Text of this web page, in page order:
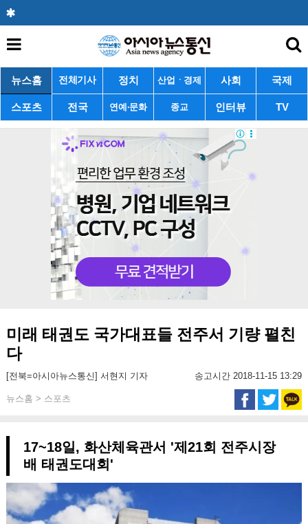
뉴스홈 전체기사 정치 산업ㆍ경제 사회 국제
스포츠 전국 연예·문화 종교 인터뷰 TV
미래 태권도 국가대표들 전주서 기량 펼친
다
[전북=아시아뉴스통신] 서현지 기자 송고시간 2018-11-15 13:29
뉴스홈 > 스포츠
17~18일, 화산체육관서 '제21회 전주시장
배 태권도대회'